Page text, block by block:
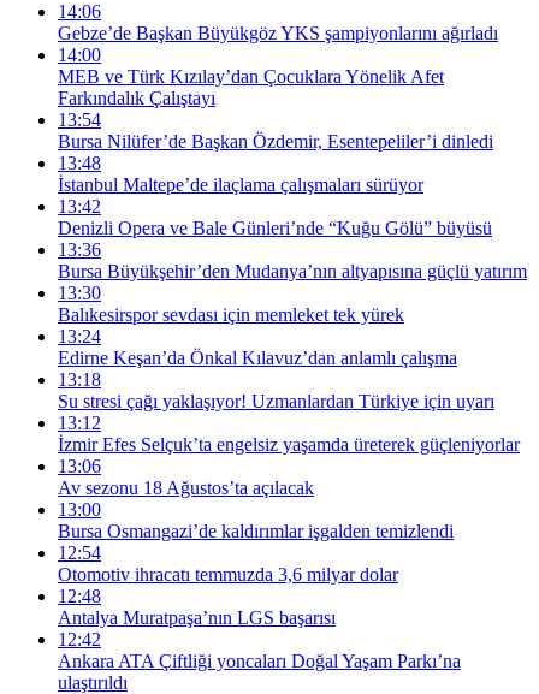
14:06
Gebze’de Başkan Büyükgöz YKS şampiyonlarını ağırladı
14:00
MEB ve Türk Kızılay’dan Çocuklara Yönelik Afet
Farkındalık Çalıştayı
13:54
Bursa Nilüfer’de Başkan Özdemir, Esentepeliler’i dinledi
13:48
İstanbul Maltepe’de ilaçlama çalışmaları sürüyor
13:42
Denizli Opera ve Bale Günleri’nde “Kuğu Gölü” büyüsü
13:36
Bursa Büyükşehir’den Mudanya’nın altyapısına güçlü yatırım
13:30
Balıkesirspor sevdası için memleket tek yürek
13:24
Edirne Keşan’da Önkal Kılavuz’dan anlamlı çalışma
13:18
Su stresi çağı yaklaşıyor! Uzmanlardan Türkiye için uyarı
13:12
İzmir Efes Selçuk’ta engelsiz yaşamda üreterek güçleniyorlar
13:06
Av sezonu 18 Ağustos’ta açılacak
13:00
Bursa Osmangazi’de kaldırımlar işgalden temizlendi
12:54
Otomotiv ihracatı temmuzda 3,6 milyar dolar
12:48
Antalya Muratpaşa’nın LGS başarısı
12:42
Ankara ATA Çiftliği yoncaları Doğal Yaşam Parkı’na
ulaştırıldı